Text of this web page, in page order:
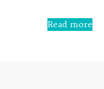
0
out
Read more